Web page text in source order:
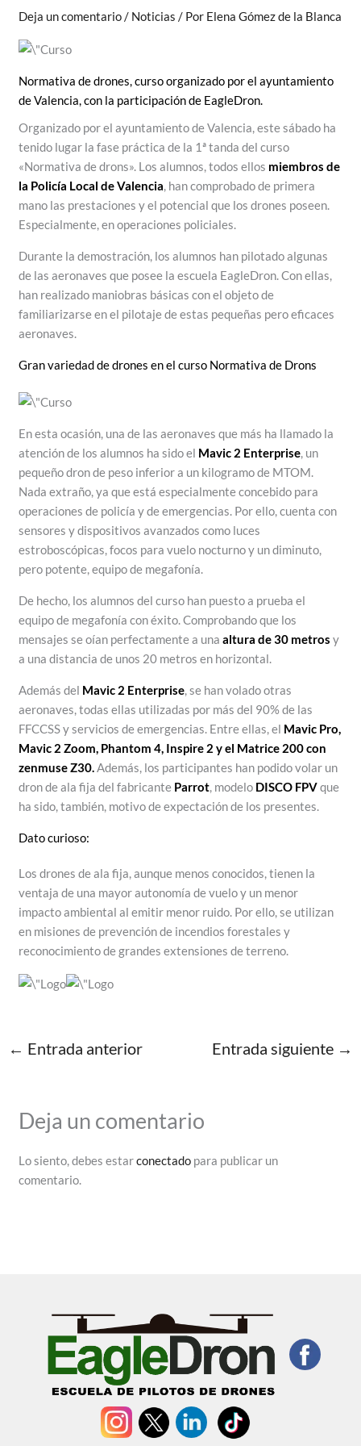
Deja un comentario/ Noticias / Por Elena Gómez de la Blanca
Normativa de drones, curso organizado por el ayuntamiento
de Valencia, con la participación de EagleDron.
Organizado por el ayuntamiento de Valencia, este sábado ha
tenido lugar la fase práctica de la 1ª tanda del curso
«Normativa de drons». Los alumnos, todos ellos miembros de
la Policía Local de Valencia, han comprobado de primera
mano las prestaciones y el potencial que los drones poseen.
Especialmente, en operaciones policiales.
Durante la demostración, los alumnos han pilotado algunas
de las aeronaves que posee la escuela EagleDron. Con ellas,
han realizado maniobras básicas con el objeto de
familiarizarse en el pilotaje de estas pequeñas pero eficaces
aeronaves.
Gran variedad de drones en el curso Normativa de Drons
En esta ocasión, una de las aeronaves que más ha llamado la
atención de los alumnos ha sido el Mavic 2 Enterprise, un
pequeño dron de peso inferior a un kilogramo de MTOM.
Nada extraño, ya que está especialmente concebido para
operaciones de policía y de emergencias. Por ello, cuenta con
sensores y dispositivos avanzados como luces
estroboscópicas, focos para vuelo nocturno y un diminuto,
pero potente, equipo de megafonía.
De hecho, los alumnos del curso han puesto a prueba el
equipo de megafonía con éxito. Comprobando que los
mensajes se oían perfectamente a unaaltura de 30 metros y
a una distancia de unos 20 metros en horizontal.
Además del Mavic 2 Enterprise, se han volado otras
aeronaves, todas ellas utilizadas por más del 90% de las
FFCCSS y servicios de emergencias. Entre ellas, el Mavic Pro,
Mavic 2 Zoom, Phantom 4, Inspire 2 y el Matrice 200 con
zenmuse Z30.Además, los participantes han podido volar un
dron de ala fija del fabricante Parrot, modelo DISCO FPVque
ha sido, también, motivo de expectación de los presentes.
Dato curioso:
Los drones de ala fija, aunque menos conocidos, tienen la
ventaja de una mayor autonomía de vuelo y un menor
impacto ambiental al emitir menor ruido. Por ello, se utilizan
en misiones de prevención de incendios forestales y
reconocimiento de grandes extensiones de terreno.
← Entrada anterior Entrada siguiente →
Deja un comentario
Lo siento, debes estarconectado para publicar un
comentario.